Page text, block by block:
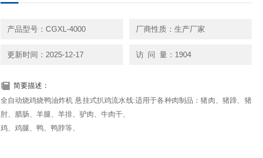
产品型号：CGXL-4000 厂商性质：生产厂家
更新时间：2025-12-17 访 问 量：1904
简要描述：
全自动烧鸡烧鸭油炸机 悬挂式扒鸡流水线:适用于各种肉制品：猪肉、猪蹄、猪
肘、腊肠、羊腿、羊排、驴肉、牛肉干、
鸡、鸡腿、鸭、鸭脖等、